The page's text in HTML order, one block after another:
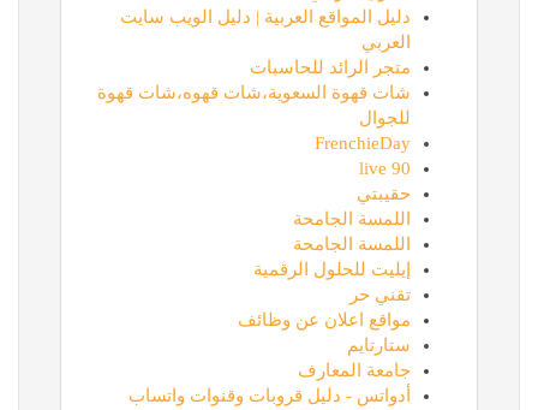
دليل المواقع العربية | دليل الويب سايت
العربي
متجر الرائد للحاسبات
شات قهوة السعوية،شات قهوه،شات قهوة
للجوال
FrenchieDay
90 live
حقيبتي
اللمسة الجامحة
اللمسة الجامحة
إيليت للحلول الرقمية
تقني حر
مواقع اعلان عن وظائف
ستارتايم
جامعة المعارف
أدواتس - دليل قروبات وقنوات واتساب